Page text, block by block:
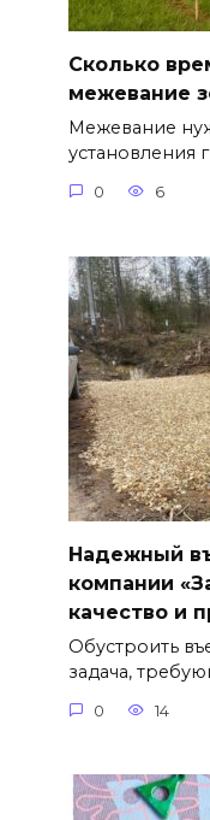
Сколько
межевание
Межевание
установления
0 6
Надежный
компании
качество и
Обустроить
задача,
0 14